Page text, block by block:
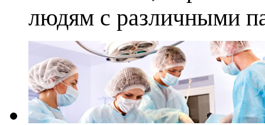
людям с различными